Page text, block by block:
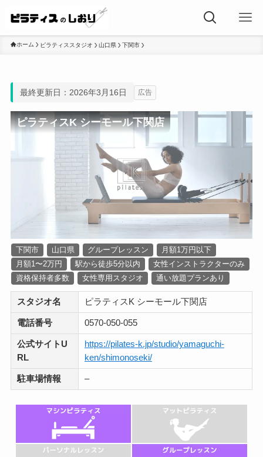
ホーム ピラティススタジオ 山口県 下関市
最終更新日：2026年3月16日 広告
ピラティスK シーモール下関店
下関市 山口県 グループレッスン
月額1万円以下
月額1〜2万円
駅から徒歩5分以内
女性インストラクターのみ
資格保持者多数
女性専用スタジオ 通い放題プランあり
スタジオ名 ピラティスK シーモール下関店
電話番号 0570-050-055
公式サイトU
RL
https://pilates-k.jp/studio/yamaguchi-
ken/shimonoseki/
駐車場情報 –